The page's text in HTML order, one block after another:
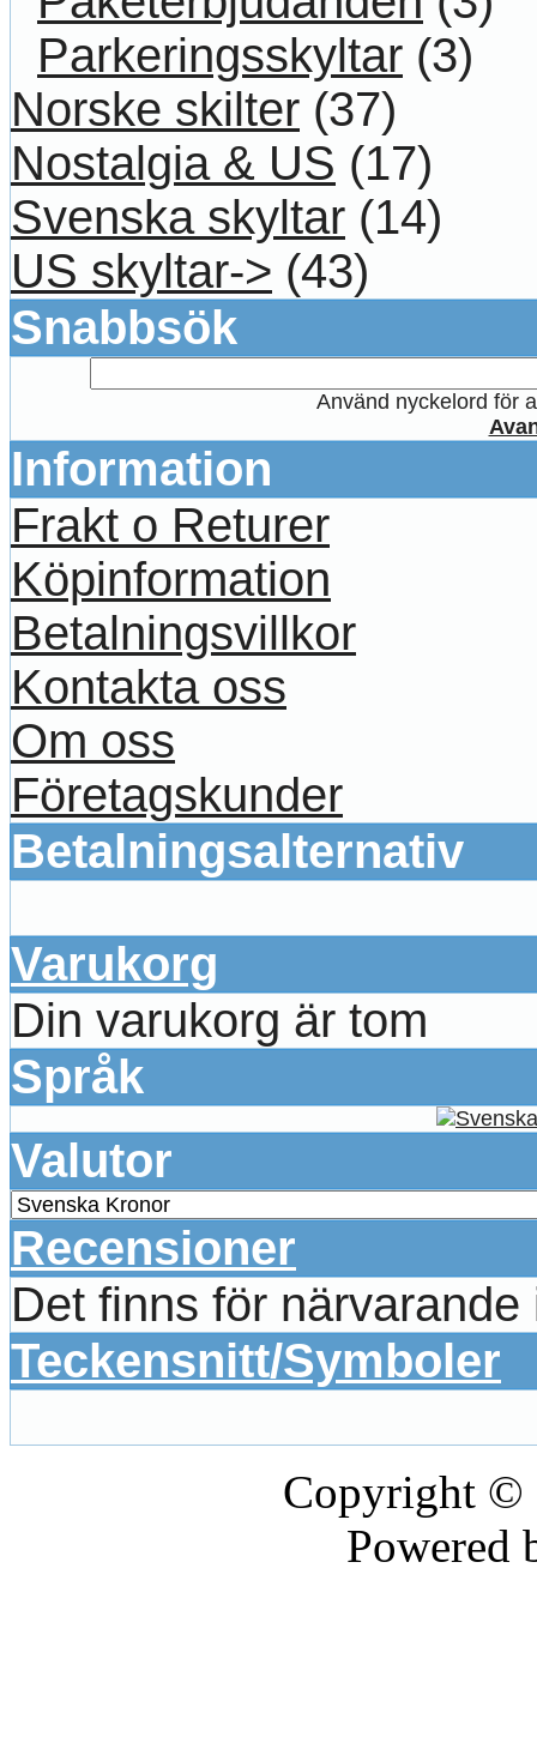
Parkeringsskyltar (3)
Norske skilter (37)
Nostalgia & US (17)
Svenska skyltar (14)
US skyltar-> (43)
Snabbsök
Använd nyckelord för
Information
Frakt o Returer
Köpinformation
Betalningsvillkor
Kontakta oss
Om oss
Företagskunder
Betalningsalternativ
Varukorg
Din varukorg är tom
Språk
Valutor
Recensioner
Det finns för
Teckensnitt/Symboler
Copyright
Powered